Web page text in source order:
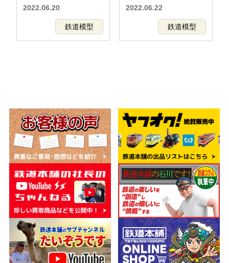
2022.06.20
鉄道模型
Broadway Limited E7A
E7B E7B SET UNION
PACIFIC SF 鉄道模型
2022.06.22
鉄道模型